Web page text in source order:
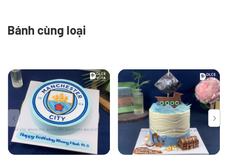
Bánh cùng loại